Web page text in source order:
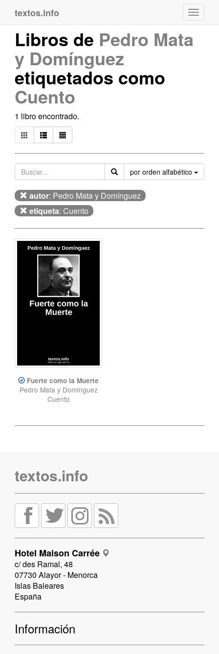
textos.info
Libros de Pedro Mata
y Domínguez
etiquetados como
Cuento
1 libro encontrado.
por orden alfabético
autor: Pedro Mata y Domínguez
etiqueta: Cuento
Fuerte como la Muerte
Pedro Mata y Domínguez
Cuento
textos.info
Hotel Maison Carrée
c/ des Ramal, 48
07730 Alayor - Menorca
Islas Baleares
España
Información